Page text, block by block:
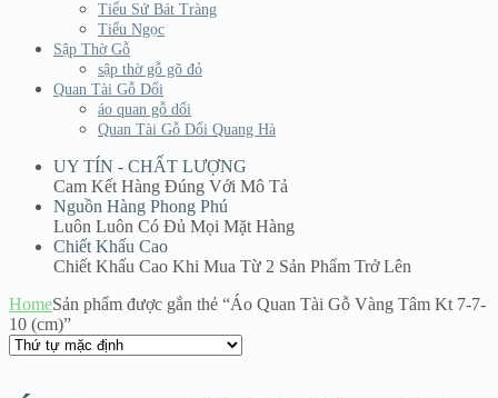
Tiểu Sứ Bát Tràng
Tiểu Ngọc
Sập Thờ Gỗ
sập thờ gỗ gõ đỏ
Quan Tài Gỗ Dổi
áo quan gỗ dổi
Quan Tài Gỗ Dổi Quang Hà
UY TÍN - CHẤT LƯỢNG
Cam Kết Hàng Đúng Với Mô Tả
Nguồn Hàng Phong Phú
Luôn Luôn Có Đủ Mọi Mặt Hàng
Chiết Khấu Cao
Chiết Khấu Cao Khi Mua Từ 2 Sản Phẩm Trở Lên
HomeSản phẩm được gắn thẻ “Áo Quan Tài Gỗ Vàng Tâm Kt 7-7-
10 (cm)”